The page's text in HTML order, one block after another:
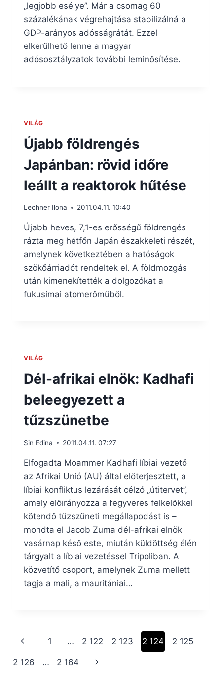
„legjobb esélye”. Már a csomag 60
százalékának végrehajtása stabilizálná a
GDP-arányos adósságrátát. Ezzel
elkerülhető lenne a magyar
adósosztályzatok további leminősítése.
VILÁG
Újabb földrengés
Japánban: rövid időre
leállt a reaktorok hűtése
Lechner Ilona 2011.04.11. 10:40
Újabb heves, 7,1-es erősségű földrengés
rázta meg hétfőn Japán északkeleti részét,
amelynek következtében a hatóságok
szökőárriadót rendeltek el. A földmozgás
után kimenekítették a dolgozókat a
fukusimai atomerőműből.
VILÁG
Dél-afrikai elnök: Kadhafi
beleegyezett a
tűzszünetbe
Sin Edina 2011.04.11. 07:27
Elfogadta Moammer Kadhafi líbiai vezető
az Afrikai Unió (AU) által előterjesztett, a
líbiai konfliktus lezárását célzó „útitervet”,
amely előirányozza a fegyveres felkelőkkel
kötendő tűzszüneti megállapodást is –
mondta el Jacob Zuma dél-afrikai elnök
vasárnap késő este, miután küldöttség élén
tárgyalt a líbiai vezetéssel Tripoliban. A
közvetítő csoport, amelynek Zuma mellett
tagja a mali, a mauritániai…
Page
navigation
Previous
Page
1 … 2 122 2 123 2 124 2 125
2 126 … 2 164
Next